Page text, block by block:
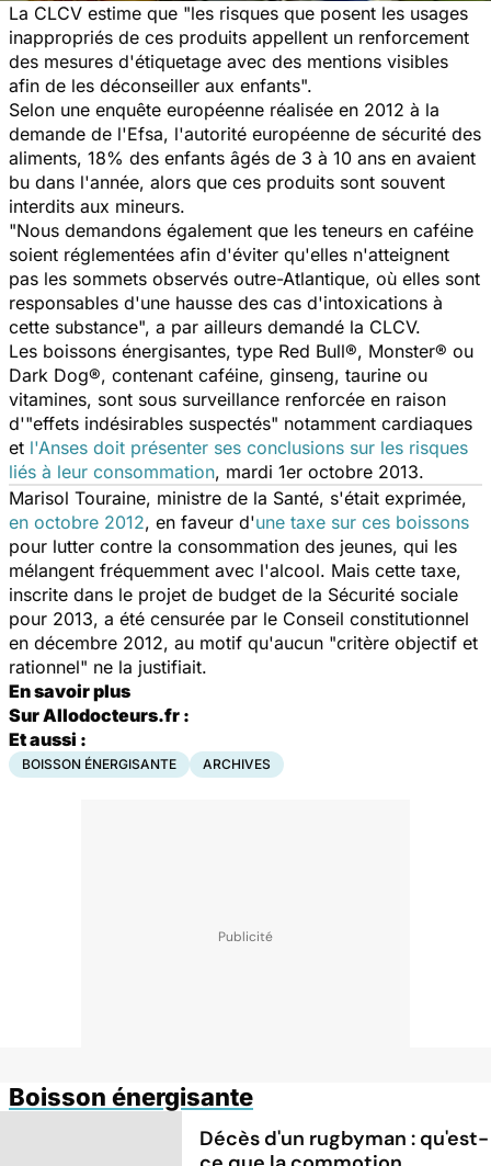
La CLCV estime que "les risques que posent les usages
inappropriés de ces produits appellent un renforcement
des mesures d'étiquetage avec des mentions visibles
afin de les déconseiller aux enfants".
Selon une enquête européenne réalisée en 2012 à la
demande de l'Efsa, l'autorité européenne de sécurité des
aliments, 18% des enfants âgés de 3 à 10 ans en avaient
bu dans l'année, alors que ces produits sont souvent
interdits aux mineurs.
"Nous demandons également que les teneurs en caféine
soient réglementées afin d'éviter qu'elles n'atteignent
pas les sommets observés outre-Atlantique, où elles sont
responsables d'une hausse des cas d'intoxications à
cette substance", a par ailleurs demandé la CLCV.
Les boissons énergisantes, type Red Bull®, Monster® ou
Dark Dog®, contenant caféine, ginseng, taurine ou
vitamines, sont sous surveillance renforcée en raison
d'"effets indésirables suspectés" notamment cardiaques
et l'Anses doit présenter ses conclusions sur les risques
liés à leur consommation, mardi 1er octobre 2013.
Marisol Touraine, ministre de la Santé, s'était exprimée,
en octobre 2012, en faveur d'une taxe sur ces boissons
pour lutter contre la consommation des jeunes, qui les
mélangent fréquemment avec l'alcool. Mais cette taxe,
inscrite dans le projet de budget de la Sécurité sociale
pour 2013, a été censurée par le Conseil constitutionnel
en décembre 2012, au motif qu'aucun "critère objectif et
rationnel" ne la justifiait.
En savoir plus
Sur Allodocteurs.fr :
Et aussi :
BOISSON ÉNERGISANTE ARCHIVES
Boisson énergisante
Décès d'un rugbyman : qu'est-